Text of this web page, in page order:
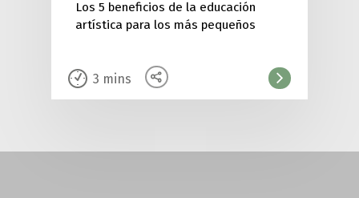
Los 5 beneficios de la educación
artística para los más pequeños
3 mins